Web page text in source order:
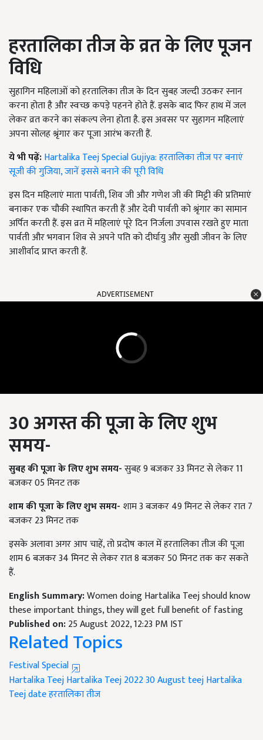
हरतालिका तीज के व्रत के लिए पूजन
विधि
सुहागिन महिलाओं को हरतालिका तीज के दिन सुबह जल्दी उठकर स्नान
करना होता है और स्वच्छ कपड़े पहनने होते हैं. इसके बाद फिर हाथ में जल
लेकर व्रत करने का संकल्प लेना होता है. इस अवसर पर सुहागन महिलाएं
अपना सोलह श्रृंगार कर पूजा आरंभ करती हैं.
ये भी पढ़ें:Hartalika Teej Special Gujiya: हरतालिका तीज पर बनाएं
सूजी की गुजिया, जानें इससे बनाने की पूरी विधि
इस दिन महिलाएं माता पार्वती, शिव जी और गणेश जी की मिट्टी की प्रतिमाएं
बनाकर एक चौकी स्थापित करती हैं और देवी पार्वती को श्रृंगार का सामान
अर्पित करती हैं. इस व्रत में महिलाएं पूरे दिन निर्जला उपवास रखते हुए माता
पार्वती और भगवान शिव से अपने पति को दीर्घायु और सुखी जीवन के लिए
आशीर्वाद प्राप्त करती हैं.
ADVERTISEMENT
30 अगस्त की पूजा के लिए शुभ
समय-
सुबह की पूजा के लिए शुभ समय-सुबह 9 बजकर 33 मिनट से लेकर 11
बजकर 05 मिनट तक
शाम की पूजा के लिए शुभ समय- शाम 3 बजकर 49 मिनट से लेकर रात 7
बजकर 23 मिनट तक
इसके अलावा अगर आप चाहें, तो प्रदोष काल में हरतालिका तीज की पूजा
शाम 6 बजकर 34 मिनट से लेकर रात 8 बजकर 50 मिनट तक कर सकते
हैं.
English Summary:Women doing Hartalika Teej should know
these important things, they will get full benefit of fasting
Published on:25 August 2022, 12:23 PM IST
Related Topics
Festival Special
Hartalika TeejHartalika Teej 202230 August teejHartalika
Teej dateहरतालिका तीज